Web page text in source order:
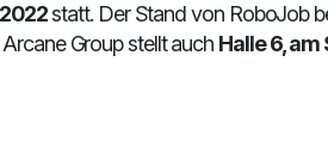
statt. Der Stand von RoboJob
Group stellt auch Halle 6,